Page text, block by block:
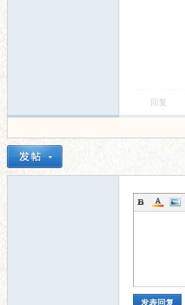
回复
发表回复